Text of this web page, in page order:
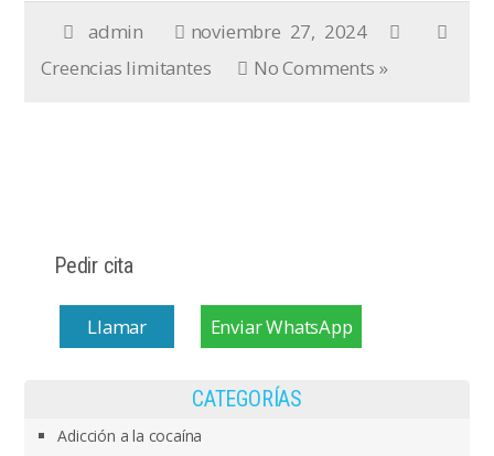
admin
noviembre 27, 2024
Creencias limitantes
No Comments »
Pedir cita
Llamar Enviar WhatsApp
CATEGORÍAS
Adicción a la cocaína